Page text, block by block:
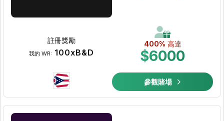
400% 高達
$6000
註冊獎勵
我的 WR: 100xB&D
參觀賭場